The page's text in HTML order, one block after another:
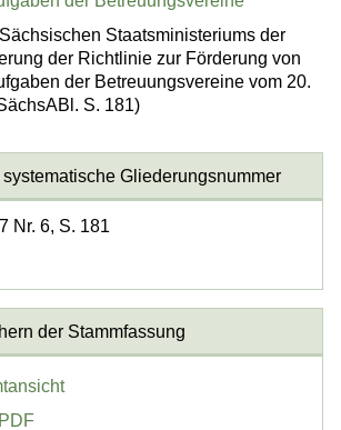
Staatsministeriums der
der Richtlinie zur Förderung von
der Betreuungsvereine vom 20.
S. 181)
Gliederungsnummer
Nr. 6, S. 181
der Stammfassung